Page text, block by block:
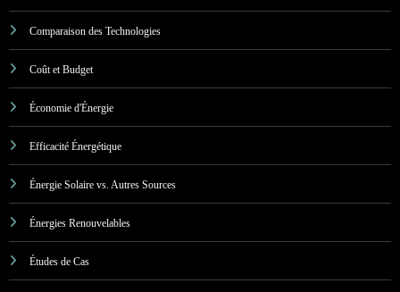
Comparaison des Technologies
Coût et Budget
Économie d'Énergie
Efficacité Énergétique
Énergie Solaire vs. Autres Sources
Énergies Renouvelables
Études de Cas